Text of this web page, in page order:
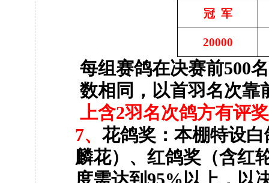
冠 军
20000
每组赛鸽在决赛前500
数相同，以首羽名次靠
上含2羽名次鸽方有评
7、 花鸽奖：本棚特设
麟花）、红鸽奖（含红